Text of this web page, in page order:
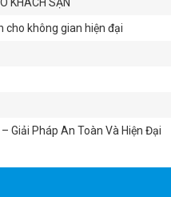
cho không gian hiện đại
Giải Pháp An Toàn Và Hiện Đại